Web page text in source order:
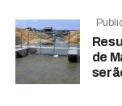
de